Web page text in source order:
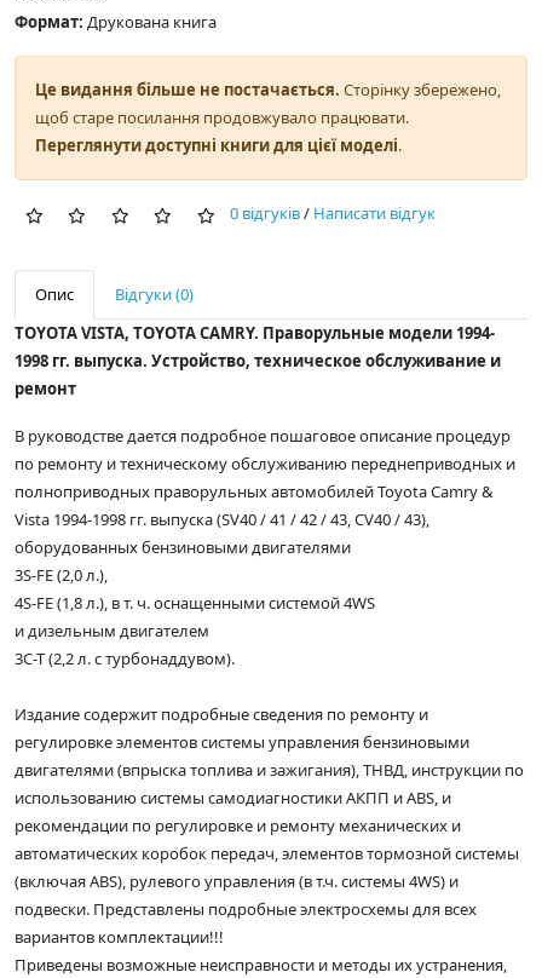
Формат: Друкована книга
Це видання більше не постачається. Сторінку збережено,
щоб старе посилання продовжувало працювати.
Переглянути доступні книги для цієї моделі.
0 відгуків/ Написати відгук
Опис
Відгуки (0)
TOYOTAVISTA, TOYOTA CAMRY. Праворульные модели 1994-
1998 гг. выпуска. Устройство, техническое обслуживание и
ремонт
В руководстве дается подробное пошаговое описание процедур
по ремонту и техническому обслуживанию переднеприводных и
полноприводных праворульных автомобилей Toyota Camry &
Vista 1994-1998 гг. выпуска (SV40 / 41 / 42 / 43, CV40 / 43),
оборудованных бензиновыми двигателями
3S-FE (2,0 л.),
4S-FE (1,8 л.), в т. ч. оснащенными системой 4WS
и дизельным двигателем
3C-T (2,2 л. с турбонаддувом).
Издание содержит подробные сведения по ремонту и
регулировке элементов системы управления бензиновыми
двигателями (впрыска топлива и зажигания), ТНВД, инструкции по
использованию системы самодиагностики АКПП и ABS, и
рекомендации по регулировке и ремонту механических и
автоматических коробок передач, элементов тормозной системы
(включая ABS), рулевого управления (в т.ч. системы 4WS) и
подвески. Представлены подробные электросхемы для всех
вариантов комплектации!!!
Приведены возможные неисправности и методы их устранения,